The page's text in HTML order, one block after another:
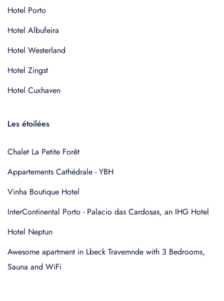
Hotel Porto
Hotel Albufeira
Hotel Westerland
Hotel Zingst
Hotel Cuxhaven
Les étoilées
Chalet La Petite Forêt
Appartements Cathédrale - YBH
Vinha Boutique Hotel
InterContinental Porto - Palacio das Cardosas, an IHG Hotel
Hotel Neptun
Awesome apartment in Lbeck Travemnde with 3 Bedrooms,
Sauna and WiFi